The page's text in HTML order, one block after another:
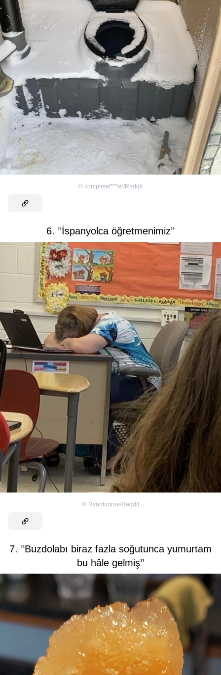
© completef***er/Reddit
6. ’’İspanyolca öğretmenimiz’’
© Ryanfunroe/Reddit
7. ’’Buzdolabı biraz fazla soğutunca yumurtam
bu hâle gelmiş’’